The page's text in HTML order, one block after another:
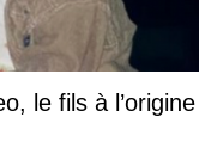
le fils à l’origine